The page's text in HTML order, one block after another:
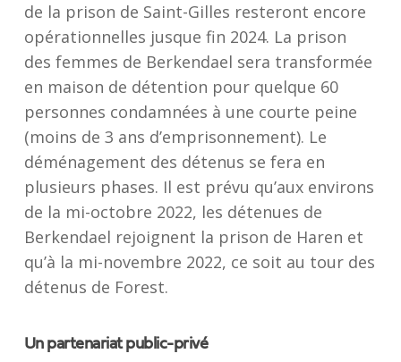
de la prison de Saint-Gilles resteront encore
opérationnelles jusque fin 2024. La prison
des femmes de Berkendael sera transformée
en maison de détention pour quelque 60
personnes condamnées à une courte peine
(moins de 3 ans d’emprisonnement). Le
déménagement des détenus se fera en
plusieurs phases. Il est prévu qu’aux environs
de la mi-octobre 2022, les détenues de
Berkendael rejoignent la prison de Haren et
qu’à la mi-novembre 2022, ce soit au tour des
détenus de Forest.
Un partenariat public-privé